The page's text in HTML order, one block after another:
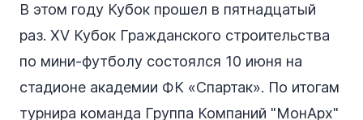
В этом году Кубок прошел в пятнадцатый
раз. XV Кубок Гражданского строительства
по мини-футболу состоялся 10 июня на
стадионе академии ФК «Спартак». По итогам
турнира команда Группа Компаний "МонАрх"